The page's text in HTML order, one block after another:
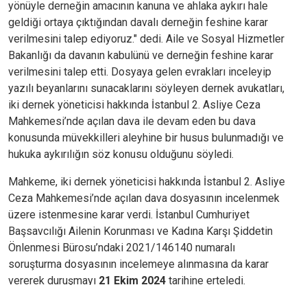
yönüyle derneğin amacının kanuna ve ahlaka aykırı hale
geldiği ortaya çıktığından davalı derneğin feshine karar
verilmesini talep ediyoruz." dedi. Aile ve Sosyal Hizmetler
Bakanlığı da davanın kabulünü ve derneğin feshine karar
verilmesini talep etti. Dosyaya gelen evrakları inceleyip
yazılı beyanlarını sunacaklarını söyleyen dernek avukatları,
iki dernek yöneticisi hakkında İstanbul 2. Asliye Ceza
Mahkemesi’nde açılan dava ile devam eden bu dava
konusunda müvekkilleri aleyhine bir husus bulunmadığı ve
hukuka aykırılığın söz konusu olduğunu söyledi.
Mahkeme, iki dernek yöneticisi hakkında İstanbul 2. Asliye
Ceza Mahkemesi’nde açılan dava dosyasının incelenmek
üzere istenmesine karar verdi. İstanbul Cumhuriyet
Başsavcılığı Ailenin Korunması ve Kadına Karşı Şiddetin
Önlenmesi Bürosu’ndaki 2021/146140 numaralı
soruşturma dosyasının incelemeye alınmasına da karar
vererek duruşmayı 21 Ekim 2024 tarihine erteledi.